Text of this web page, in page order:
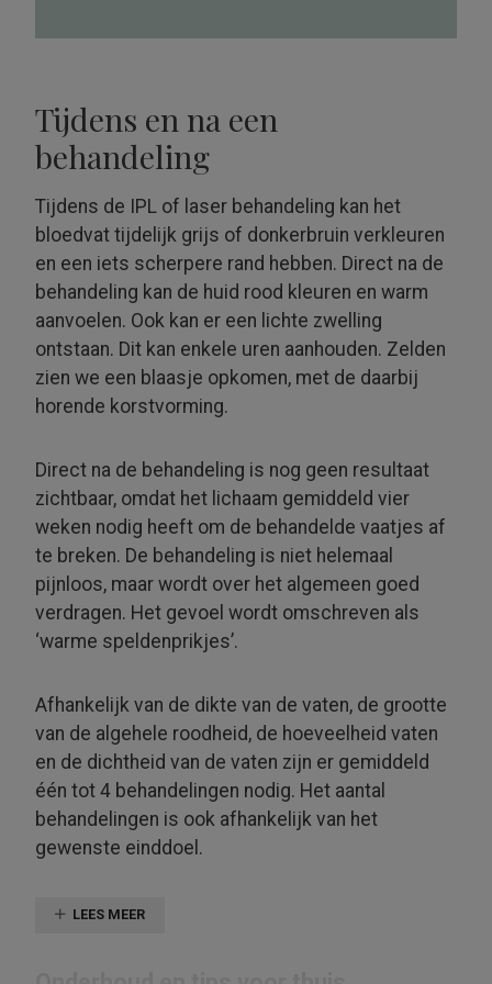
Tijdens en na een
behandeling
Tijdens de IPL of laser behandeling kan het
bloedvat tijdelijk grijs of donkerbruin verkleuren
en een iets scherpere rand hebben. Direct na de
behandeling kan de huid rood kleuren en warm
aanvoelen. Ook kan er een lichte zwelling
ontstaan. Dit kan enkele uren aanhouden. Zelden
zien we een blaasje opkomen, met de daarbij
horende korst­vorming.
Direct na de behandeling is nog geen resultaat
zichtbaar, omdat het lichaam gemiddeld vier
weken nodig heeft om de behandelde vaatjes af
te breken. De behandeling is niet helemaal
pijnloos, maar wordt over het algemeen goed
verdragen. Het gevoel wordt omschreven als
‘warme spelden­prikjes’.
Afhankelijk van de dikte van de vaten, de grootte
van de algehele roodheid, de hoeveelheid vaten
en de dichtheid van de vaten zijn er gemiddeld
één tot 4 behan­delingen nodig. Het aantal
behandelingen is ook afhankelijk van het
gewenste einddoel.
LEES MEER